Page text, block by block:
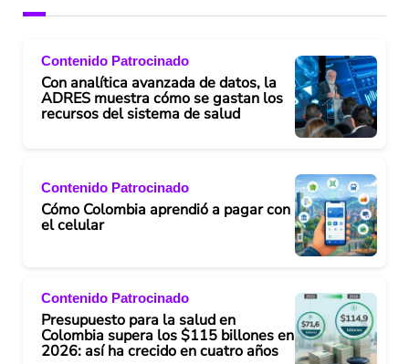
Contenido Patrocinado
Con analítica avanzada de datos, la
ADRES muestra cómo se gastan los
recursos del sistema de salud
Contenido Patrocinado
Cómo Colombia aprendió a pagar con
el celular
Contenido Patrocinado
Presupuesto para la salud en
Colombia supera los $115 billones en
2026: así ha crecido en cuatro años